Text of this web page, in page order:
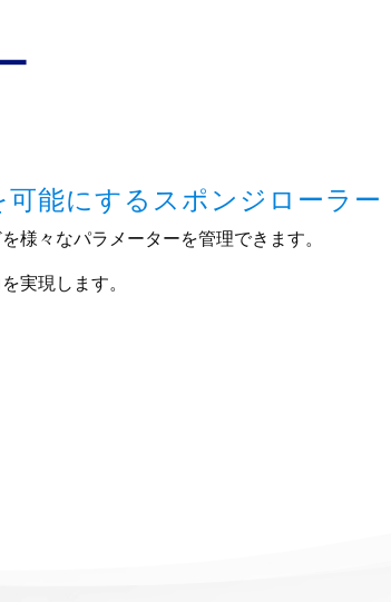
能にするスポンジローラー
様々なパラメーターを管理できます。
実現します。